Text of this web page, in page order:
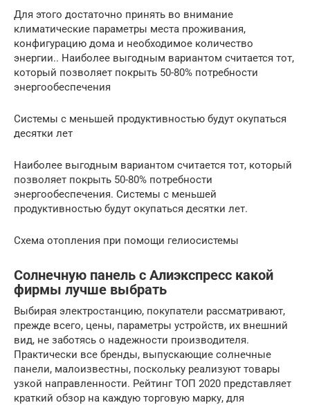
Для этого достаточно принять во внимание
климатические параметры места проживания,
конфигурацию дома и необходимое количество
энергии.. Наиболее выгодным вариантом считается тот,
который позволяет покрыть 50-80% потребности
энергообеспечения
Системы с меньшей продуктивностью будут окупаться
десятки лет
Наиболее выгодным вариантом считается тот, который
позволяет покрыть 50-80% потребности
энергообеспечения. Системы с меньшей
продуктивностью будут окупаться десятки лет.
Схема отопления при помощи гелиосистемы
Солнечную панель с Алиэкспресс какой
фирмы лучше выбрать
Выбирая электростанцию, покупатели рассматривают,
прежде всего, цены, параметры устройств, их внешний
вид, не заботясь о надежности производителя.
Практически все бренды, выпускающие солнечные
панели, малоизвестны, поскольку реализуют товары
узкой направленности. Рейтинг ТОП 2020 представляет
краткий обзор на каждую торговую марку, для